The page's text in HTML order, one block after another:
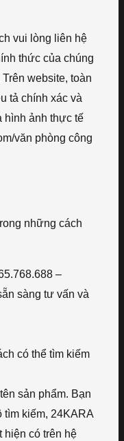
vui lòng liên hệ
thức của chúng
website, toàn
tả chính xác và
hình ảnh thực tế
văn phòng công
những cách
–
sàng tư vấn và
có thể tìm kiếm
sản phẩm. Bạn
tìm kiếm, 24KARA
hiện có trên hệ